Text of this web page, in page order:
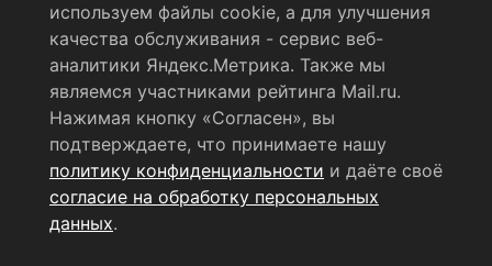
Политика конфиденциальности
Согласие на обработку персональных данных
RSS-лента
© 2004 - 2026 Сетевое издание Щёлковское ТВ.
Свидетельство о регистрации СМИ
ЭЛ № ФС 77 - 79754 от 07.12.2020 г.
используем файлы cookie, а для улучшения
качества обслуживания - сервис веб-
аналитики Яндекс.Метрика. Также мы
являемся участниками рейтинга Mail.ru.
Нажимая кнопку «Согласен», вы
подтверждаете, что принимаете нашу
политику конфиденциальности и даёте своё
согласие на обработку персональных
данных.